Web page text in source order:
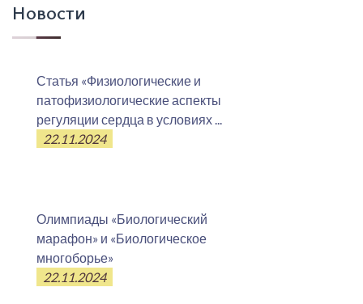
Новости
Статья «Физиологические и
патофизиологические аспекты
регуляции сердца в условиях ...
22.11.2024
Олимпиады «Биологический
марафон» и «Биологическое
многоборье»
22.11.2024